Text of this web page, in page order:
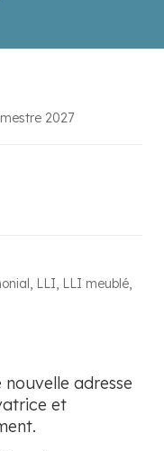
2027
LLI LLI meublé
adresse
et